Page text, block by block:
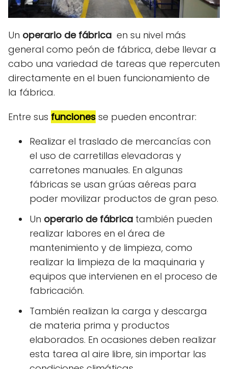
Un operario de fábrica en su nivel más
general como peón de fábrica, debe llevar a
cabo una variedad de tareas que repercuten
directamente en el buen funcionamiento de
la fábrica.
Entre sus funciones se pueden encontrar:
Realizar el traslado de mercancías con
el uso de carretillas elevadoras y
carretones manuales. En algunas
fábricas se usan grúas aéreas para
poder movilizar productos de gran peso.
Un operario de fábrica también pueden
realizar labores en el área de
mantenimiento y de limpieza, como
realizar la limpieza de la maquinaria y
equipos que intervienen en el proceso de
fabricación.
También realizan la carga y descarga
de materia prima y productos
elaborados. En ocasiones deben realizar
esta tarea al aire libre, sin importar las